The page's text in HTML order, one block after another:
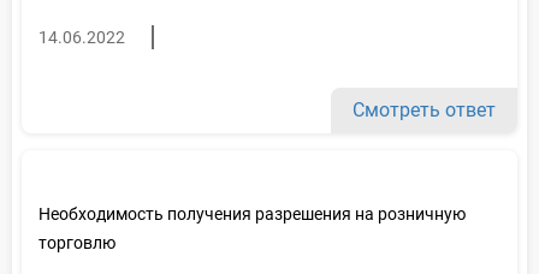
14.06.2022
Смотреть ответ
Необходимость получения разрешения на розничную
торговлю